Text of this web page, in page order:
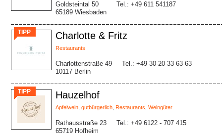
Goldsteintal 50
65189 Wiesbaden
Tel.: +49 611 541187
TIPP Charlotte & Fritz
Restaurants
Charlottenstraße 49
10117 Berlin
Tel.: +49 30-20 33 63 63
TIPP Hauzelhof
Apfelwein gutbürgerlich Restaurants Weingüter
Rathausstraße 23
65719 Hofheim
Tel.: +49 6122 - 707 415